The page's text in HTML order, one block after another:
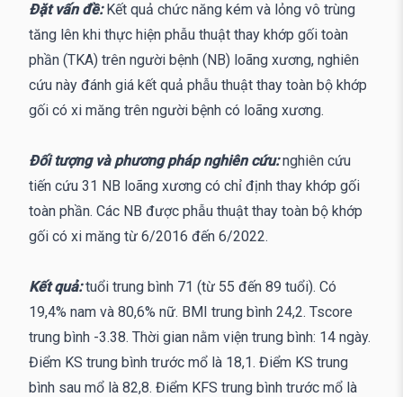
Đặt vấn đề: Kết quả chức năng kém và lỏng vô trùng
tăng lên khi thực hiện phẫu thuật thay khớp gối toàn
phần (TKA) trên người bệnh (NB) loãng xương, nghiên
cứu này đánh giá kết quả phẫu thuật thay toàn bộ khớp
gối có xi măng trên người bệnh có loãng xương.
Đối tượng và phương pháp nghiên cứu: nghiên cứu
tiến cứu 31 NB loãng xương có chỉ định thay khớp gối
toàn phần. Các NB được phẫu thuật thay toàn bộ khớp
gối có xi măng từ 6/2016 đến 6/2022.
Kết quả: tuổi trung bình 71 (từ 55 đến 89 tuổi). Có
19,4% nam và 80,6% nữ. BMI trung bình 24,2. Tscore
trung bình -3.38. Thời gian nằm viện trung bình: 14 ngày.
Điểm KS trung bình trước mổ là 18,1. Điểm KS trung
bình sau mổ là 82,8. Điểm KFS trung bình trước mổ là